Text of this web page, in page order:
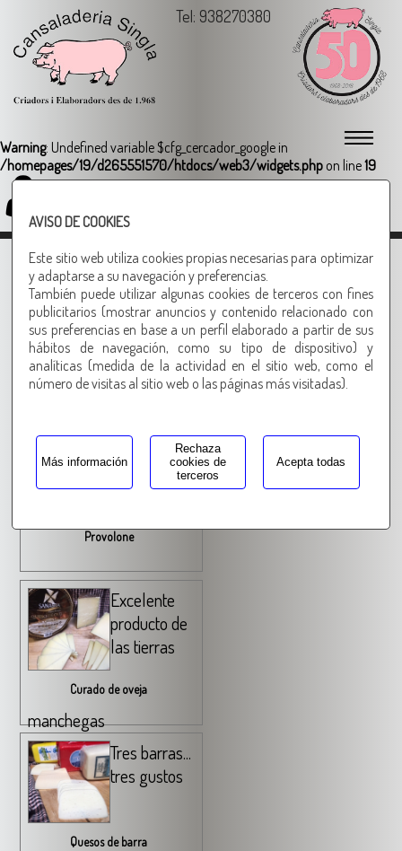
AVISO DE COOKIES
Este sitio web utiliza cookies propias necesarias para optimizar
y adaptarse a su navegación y preferencias.
También puede utilizar algunas cookies de terceros con fines
publicitarios (mostrar anuncios y contenido relacionado con
sus preferencias en base a un perfil elaborado a partir de sus
hábitos de navegación, como su tipo de dispositivo) y
analíticas (medida de la actividad en el sitio web, como el
número de visitas al sitio web o las páginas más visitadas).
Más información
Rechaza
cookies de
terceros
Acepta todas
Tel: 938270380
Warning: Undefined variable $cfg_cercador_google in
/homepages/19/d265551570/htdocs/web3/widgets.php on line19
Login
1 2
Especial barbacoa
Una súper
barbacoa...
aquí estan
Provolone
Un italiano
elástico!
Curado de oveja
Excelente
producto de
las tierras
manchegas
Quesos de barra
Tres barras...
tres gustos